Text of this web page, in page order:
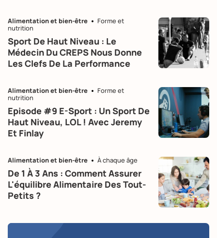
Alimentation et bien-être
Forme et
nutrition
Sport De Haut Niveau : Le
Médecin Du CREPS Nous Donne
Les Clefs De La Performance
Alimentation et bien-être
Forme et
nutrition
Episode #9 E-Sport : Un Sport De
Haut Niveau, LOL ! Avec Jeremy
Et Finlay
Alimentation et bien-être À chaque âge
De 1 À 3 Ans : Comment Assurer
L'équilibre Alimentaire Des Tout-
Petits ?